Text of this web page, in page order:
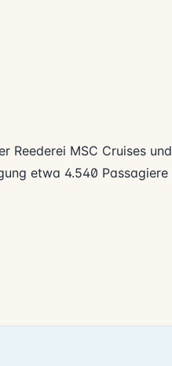
Reederei MSC Cruises und
etwa 4.540 Passagiere